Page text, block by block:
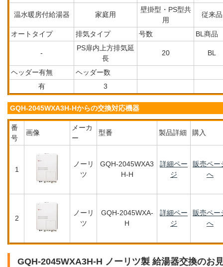
温水暖房付給湯器 家庭用
壁掛型・PS型共
用
従来品
オートタイプ 排気タイプ 号数 BL商品
-
PS扉内上方排気延
長
20 BL
ヘッダー有無
ヘッダー数
有
3
GQH-2045WXA3H-Hからの交換対応機器
番
号
画像
メーカ
ー
型番 製品詳細 購入
1
ノーリ
ツ
GQH-2045WXA3
H-H
詳細ペー
ジ
販売ペー
へ
2
ノーリ
ツ
GQH-2045WXA-
H
詳細ペー
ジ
販売ペー
へ
GQH-2045WXA3H-H ノーリツ製 給湯器交換のお